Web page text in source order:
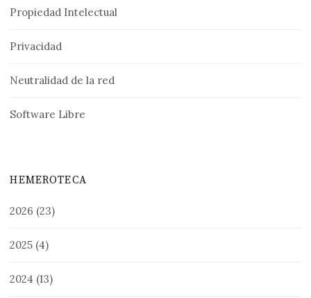
Propiedad Intelectual
Privacidad
Neutralidad de la red
Software Libre
HEMEROTECA
2026 (23)
2025 (4)
2024 (13)